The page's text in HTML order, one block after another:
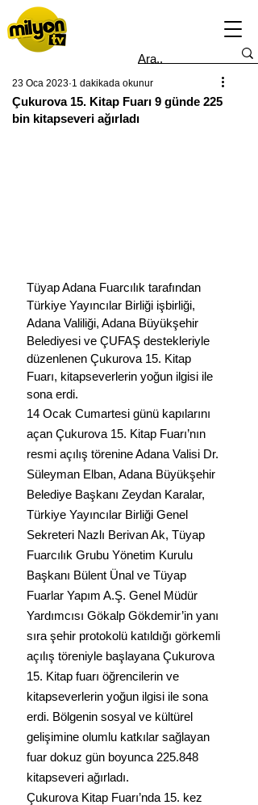
Çukurova 15. Kitap Fuarı 9 günde 225
bin kitapseveri ağırladı
23 Oca 2023 1 dakikada okunur
Tüyap Adana Fuarcılık tarafından
Türkiye Yayıncılar Birliği işbirliği,
Adana Valiliği, Adana Büyükşehir
Belediyesi ve ÇUFAŞ destekleriyle
düzenlenen Çukurova 15. Kitap
Fuarı, kitapseverlerin yoğun ilgisi ile
sona erdi.
14 Ocak Cumartesi günü kapılarını
açan Çukurova 15. Kitap Fuarı’nın
resmi açılış törenine Adana Valisi Dr.
Süleyman Elban, Adana Büyükşehir
Belediye Başkanı Zeydan Karalar,
Türkiye Yayıncılar Birliği Genel
Sekreteri Nazlı Berivan Ak, Tüyap
Fuarcılık Grubu Yönetim Kurulu
Başkanı Bülent Ünal ve Tüyap
Fuarlar Yapım A.Ş. Genel Müdür
Yardımcısı Gökalp Gökdemir’in yanı
sıra şehir protokolü katıldığı görkemli
açılış töreniyle başlayana Çukurova
15. Kitap fuarı öğrencilerin ve
kitapseverlerin yoğun ilgisi ile sona
erdi. Bölgenin sosyal ve kültürel
gelişimine olumlu katkılar sağlayan
fuar dokuz gün boyunca 225.848
kitapseveri ağırladı.
Çukurova Kitap Fuarı’nda 15. kez